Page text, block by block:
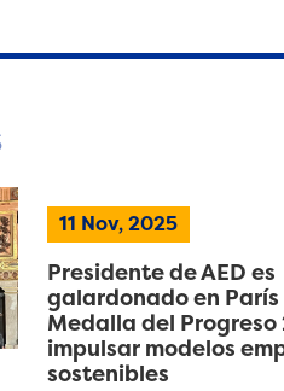
11 Nov, 2025
Presidente de AED es
galardonado en París
Medalla del Progreso
impulsar modelos
sostenibles